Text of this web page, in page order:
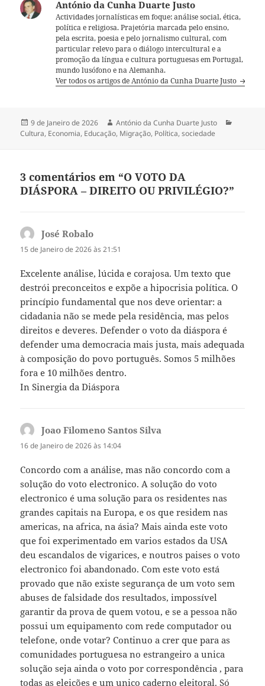
António da Cunha Duarte Justo
Actividades jornalísticas em foque: análise social, ética,
política e religiosa. Prajetória marcada pelo ensino,
pela escrita, poesia e pelo jornalismo cultural, com
particular relevo para o diálogo intercultural e a
promoção da língua e cultura portuguesas em Portugal,
mundo lusófono e na Alemanha.
Ver todos os artigos de António da Cunha Duarte Justo
Publicado
a
9 de Janeiro de 2026 Autor
António da Cunha Duarte Justo
Cultura, Economia, Educação, Migração, Política,sociedade
3 comentários em “O VOTO DA
DIÁSPORA – DIREITO OU PRIVILÉGIO?”
José Robalo
15 de Janeiro de 2026 às 21:51
Excelente análise, lúcida e corajosa. Um texto que
destrói preconceitos e expõe a hipocrisia política. O
princípio fundamental que nos deve orientar: a
cidadania não se mede pela residência, mas pelos
direitos e deveres. Defender o voto da diáspora é
defender uma democracia mais justa, mais adequada
à composição do povo português. Somos 5 milhões
fora e 10 milhões dentro.
In Sinergia da Diáspora
Joao Filomeno Santos Silva
16 de Janeiro de 2026 às 14:04
Concordo com a análise, mas não concordo com a
solução do voto electronico. A solução do voto
electronico é uma solução para os residentes nas
grandes capitais na Europa, e os que residem nas
americas, na africa, na ásia? Mais ainda este voto
que foi experimentado em varios estados da USA
deu escandalos de vigarices, e noutros paises o voto
electronico foi abandonado. Com este voto está
provado que não existe segurança de um voto sem
abuses de falsidade dos resultados, impossível
garantir da prova de quem votou, e se a pessoa não
possui um equipamento com rede computador ou
telefone, onde votar? Continuo a crer que para as
comunidades portuguesa no estrangeiro a unica
solução seja ainda o voto por correspondência , para
todas as eleições e um unico caderno eleitoral. Só